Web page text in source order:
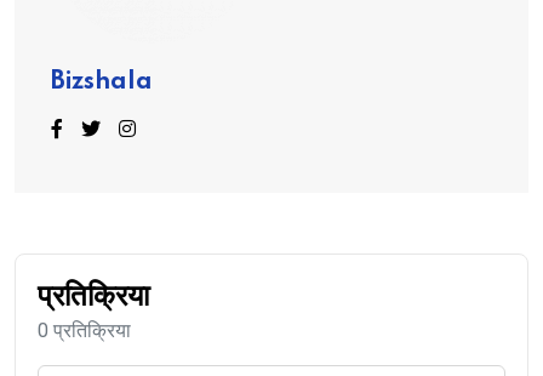
Bizshala
प्रतिक्रिया
0 प्रतिक्रिया